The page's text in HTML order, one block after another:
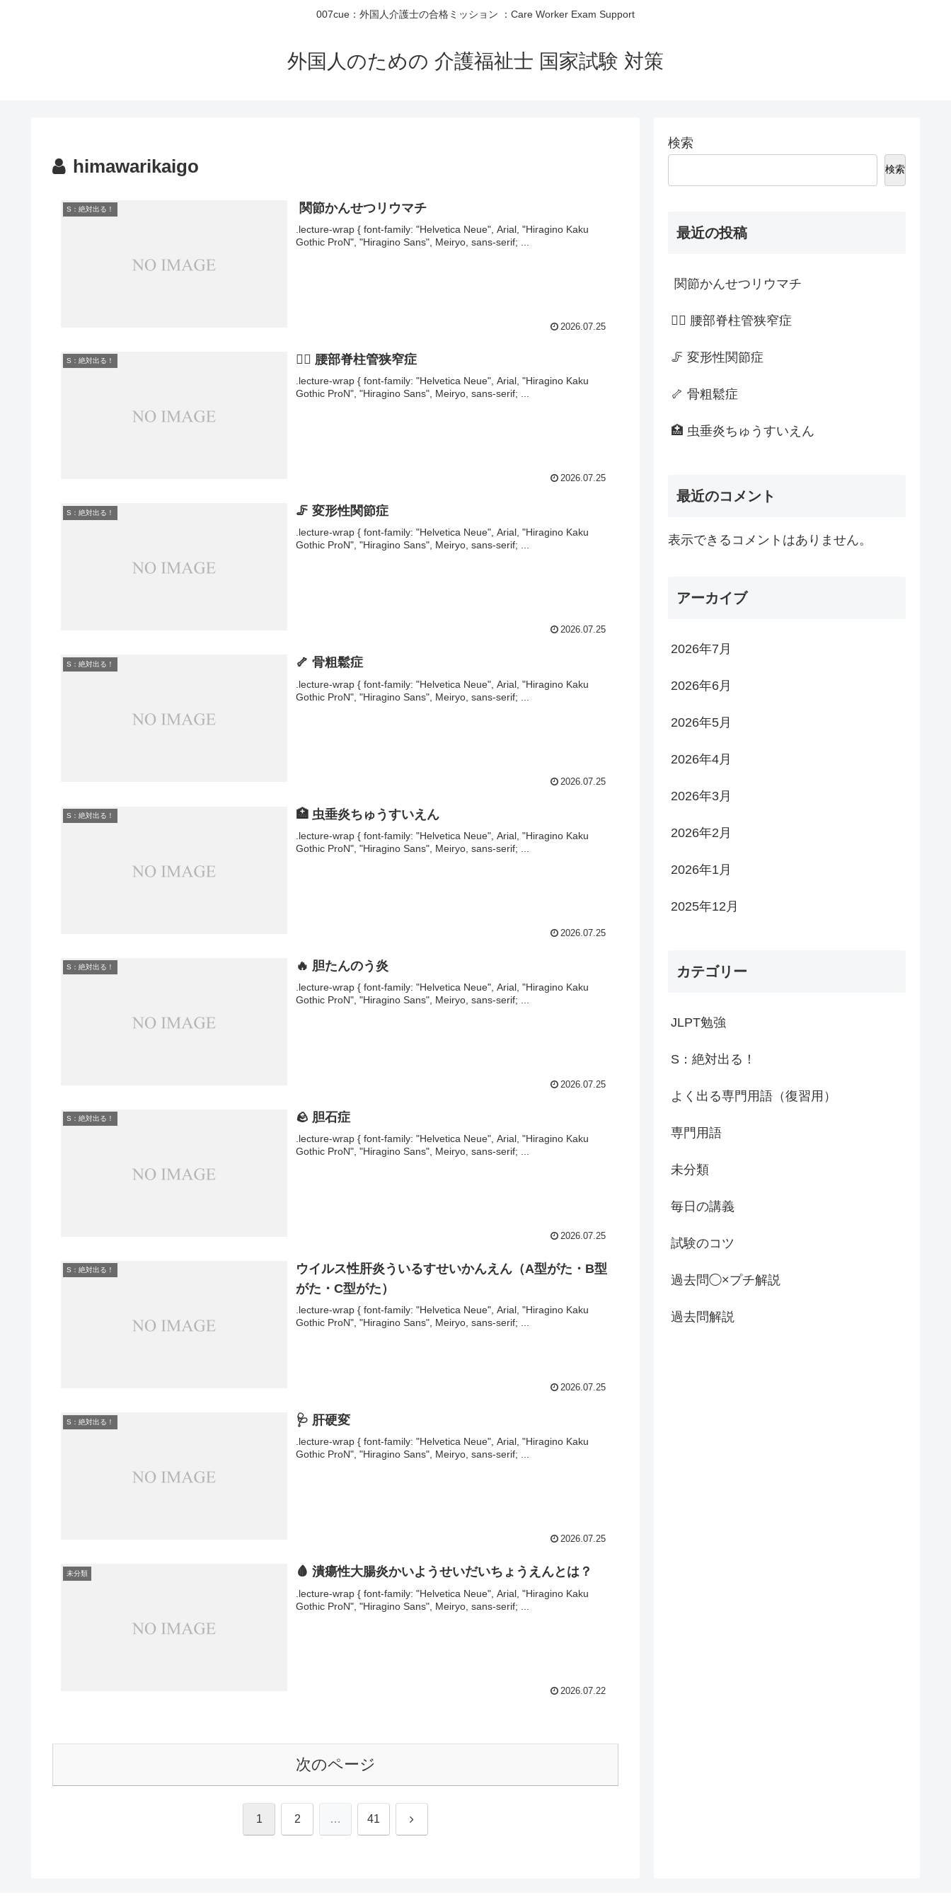
007cue：外国人介護士の合格ミッション ：Care Worker Exam Support
外国人のための 介護福祉士 国家試験 対策
himawarikaigo
S：絶対出る！ 関節かんせつリウマチ
.lecture-wrap { font-family: "Helvetica Neue", Arial, "Hiragino Kaku
Gothic ProN", "Hiragino Sans", Meiryo, sans-serif; ...
2026.07.25
S：絶対出る！ 🚶‍♂️ 腰部脊柱管狭窄症
.lecture-wrap { font-family: "Helvetica Neue", Arial, "Hiragino Kaku
Gothic ProN", "Hiragino Sans", Meiryo, sans-serif; ...
2026.07.25
S：絶対出る！ 🦵 変形性関節症
.lecture-wrap { font-family: "Helvetica Neue", Arial, "Hiragino Kaku
Gothic ProN", "Hiragino Sans", Meiryo, sans-serif; ...
2026.07.25
S：絶対出る！ 🦴 骨粗鬆症
.lecture-wrap { font-family: "Helvetica Neue", Arial, "Hiragino Kaku
Gothic ProN", "Hiragino Sans", Meiryo, sans-serif; ...
2026.07.25
S：絶対出る！ 🏥 虫垂炎ちゅうすいえん
.lecture-wrap { font-family: "Helvetica Neue", Arial, "Hiragino Kaku
Gothic ProN", "Hiragino Sans", Meiryo, sans-serif; ...
2026.07.25
S：絶対出る！ 🔥 胆たんのう炎
.lecture-wrap { font-family: "Helvetica Neue", Arial, "Hiragino Kaku
Gothic ProN", "Hiragino Sans", Meiryo, sans-serif; ...
2026.07.25
S：絶対出る！ 🪨 胆石症
.lecture-wrap { font-family: "Helvetica Neue", Arial, "Hiragino Kaku
Gothic ProN", "Hiragino Sans", Meiryo, sans-serif; ...
2026.07.25
S：絶対出る！
ウイルス性肝炎ういるすせいかんえん（A型がた・B型
がた・C型がた）
.lecture-wrap { font-family: "Helvetica Neue", Arial, "Hiragino Kaku
Gothic ProN", "Hiragino Sans", Meiryo, sans-serif; ...
2026.07.25
S：絶対出る！ 🩺 肝硬変
.lecture-wrap { font-family: "Helvetica Neue", Arial, "Hiragino Kaku
Gothic ProN", "Hiragino Sans", Meiryo, sans-serif; ...
2026.07.25
未分類 🩸 潰瘍性大腸炎かいようせいだいちょうえんとは？
.lecture-wrap { font-family: "Helvetica Neue", Arial, "Hiragino Kaku
Gothic ProN", "Hiragino Sans", Meiryo, sans-serif; ...
2026.07.22
次のページ
1 2 … 41 次
検索
検索
最近の投稿
関節かんせつリウマチ
🚶‍♂️ 腰部脊柱管狭窄症
🦵 変形性関節症
🦴 骨粗鬆症
🏥 虫垂炎ちゅうすいえん
最近のコメント
表示できるコメントはありません。
アーカイブ
2026年7月
2026年6月
2026年5月
2026年4月
2026年3月
2026年2月
2026年1月
2025年12月
カテゴリー
JLPT勉強
S：絶対出る！
よく出る専門用語（復習用）
専門用語
未分類
毎日の講義
試験のコツ
過去問◯×プチ解説
過去問解説